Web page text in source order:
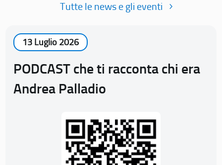
Tutte le news e gli eventi
13 Luglio 2026
PODCAST che ti racconta chi era
Andrea Palladio